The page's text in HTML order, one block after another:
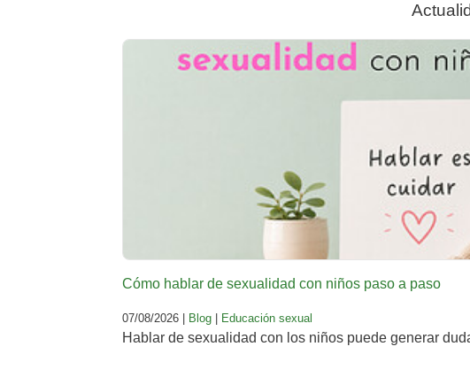
Cómo hablar de sexualidad con niños paso a paso
07/08/2026 | Blog | Educación sexual
Hablar de sexualidad con los niños puede generar